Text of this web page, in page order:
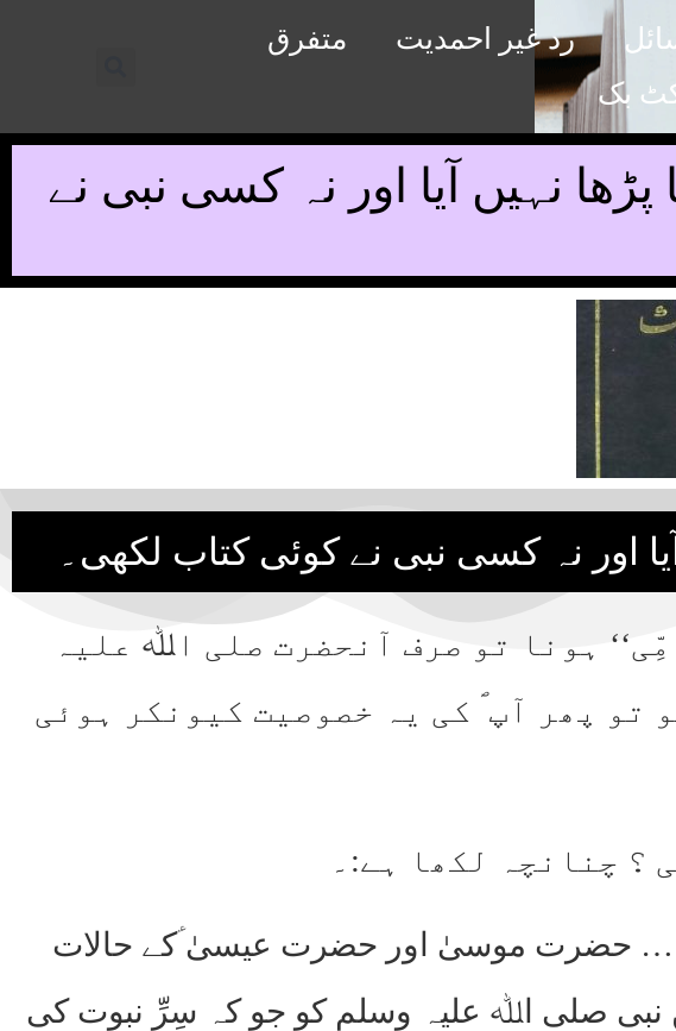
رد غیر احمدیت
متفرق
بک
لکھا پڑھا نہیں آیا اور نہ کسی نبی نے
ہونا تو صرف آنحضرت صلی اﷲ علیہ
تو پھر آپ ؐ کی یہ خصوصیت کیونکر ہوئی
حضرت موسیٰ اور حضرت عیسیٰ ؑکے حالات
نبی صلی اﷲ علیہ وسلم کو جو کہ سِرِّ نبوت کی